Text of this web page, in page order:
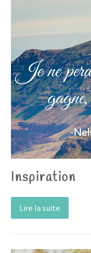
Inspiration
Lire la suite